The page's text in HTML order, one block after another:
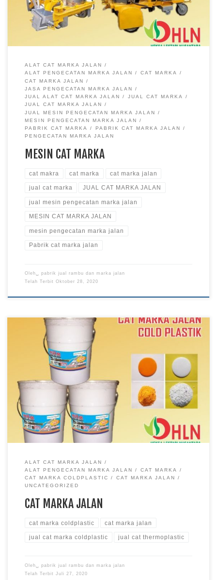
ALAT CAT MARKA JALAN
ALAT PENGECATAN MARKA JALAN
CAT MARKA
CAT MARKA JALAN
JASA PENGECATAN MARKA JALAN
JUAL ALAT CAT MARKA JALAN
JUAL CAT MARKA
JUAL CAT MARKA JALAN
JUAL MESIN PENGECATAN MARKA JALAN
MESIN PENGECATAN MARKA JALAN
PABRIK CAT MARKA
PABRIK CAT MARKA JALAN
PENGECATAN MARKA JALAN
MESIN CAT MARKA
cat makra cat marka cat marka jalan
jual cat marka JUAL CAT MARKA JALAN
jual mesin pengecatan marka jalan
MESIN CAT MARKA JALAN
mesin pengecatan marka jalan
Pabrik cat marka jalan
Oleh␣ pabrik jual rambu dan marka jalan
Telah Terbit Oktober 28, 2020
ALAT CAT MARKA JALAN
ALAT PENGECATAN MARKA JALAN
CAT MARKA
CAT MARKA COLDPLASTIC
CAT MARKA JALAN
UNCATEGORIZED
CAT MARKA JALAN
cat marka coldplastic cat marka jalan
jual cat marka coldplastic jual cat thermoplastic
Oleh␣ pabrik jual rambu dan marka jalan
Telah Terbit Juli 27, 2020